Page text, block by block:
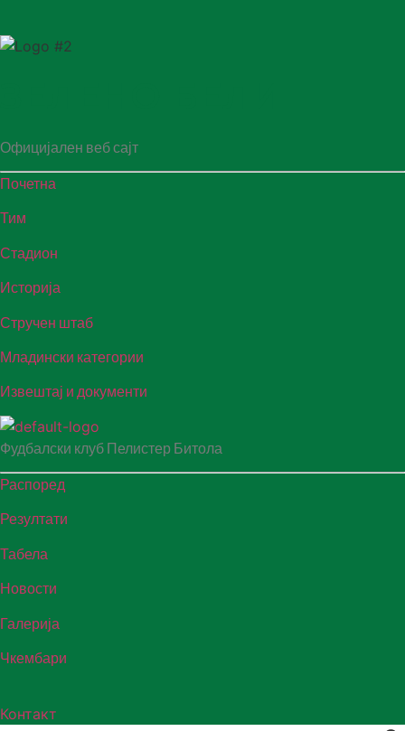
Официјален веб сајт
Почетна
Тим
Стадион
Историја
Стручен штаб
Младински категории
Извештај и документи
Фудбалски клуб Пелистер Битола
Распоред
Резултати
Табела
Новости
Галерија
Чкембари
Контакт